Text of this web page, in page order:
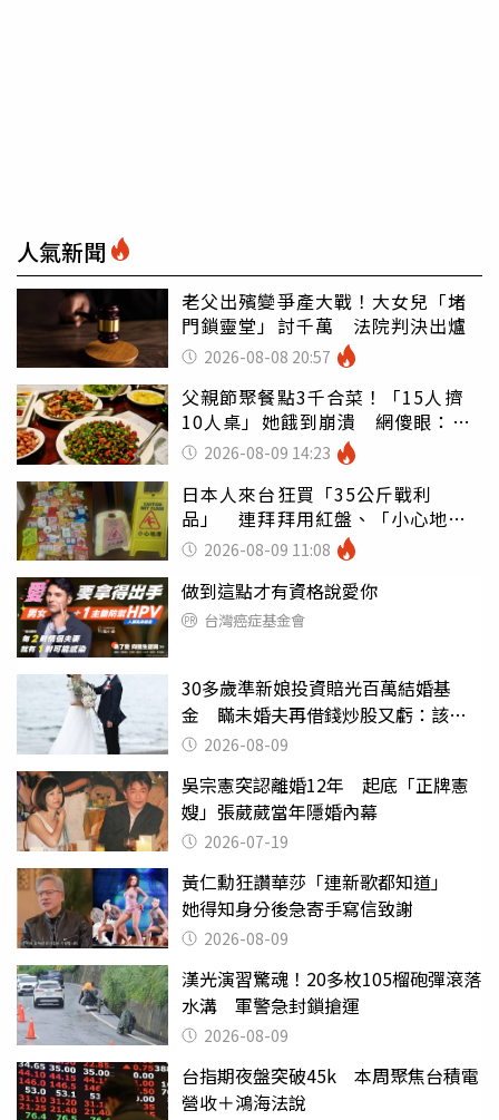
人氣新聞
老父出殯變爭產大戰！大女兒「堵
門鎖靈堂」討千萬 法院判決出爐
2026-08-08 20:57
父親節聚餐點3千合菜！「15人擠
10人桌」她餓到崩潰 網傻眼：讓
店家看笑話
2026-08-09 14:23
日本人來台狂買「35公斤戰利
品」 連拜拜用紅盤、「小心地
滑」告示牌也帶回家
2026-08-09 11:08
做到這點才有資格說愛你
台灣癌症基金會
30多歲準新娘投資賠光百萬結婚基
金 瞞未婚夫再借錢炒股又虧：該取
消婚約嗎？
2026-08-09
吳宗憲突認離婚12年 起底「正牌憲
嫂」張葳葳當年隱婚內幕
2026-07-19
黃仁勳狂讚華莎「連新歌都知道」
她得知身分後急寄手寫信致謝
2026-08-09
漢光演習驚魂！20多枚105榴砲彈滾落
水溝 軍警急封鎖搶運
2026-08-09
台指期夜盤突破45k 本周聚焦台積電
營收＋鴻海法說